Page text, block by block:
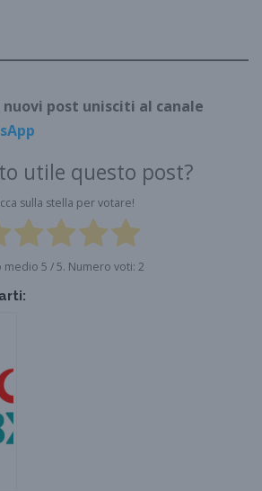
post unisciti al canale
utile questo post?
sulla stella per votare!
medio 5 / 5. Numero voti: 2